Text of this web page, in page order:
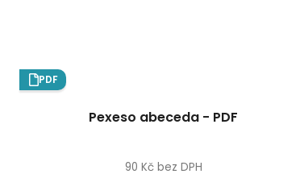
PDF
Pexeso abeceda - PDF
90 Kč bez DPH